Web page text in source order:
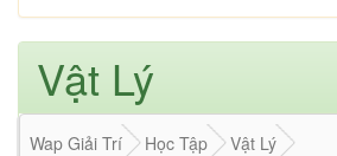
Vật Lý
Wap Giải Trí Học Tập Vật Lý